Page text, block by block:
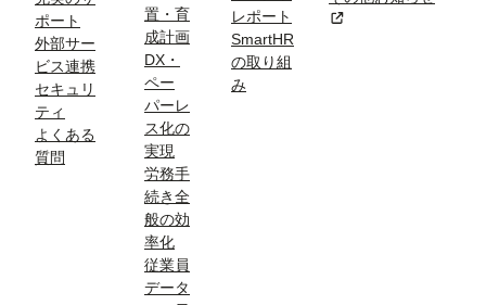
ポート
外部サー
ビス連携
セキュリ
ティ
よくある
質問
置・育
成計画
DX・
ペー
パーレ
ス化の
実現
労務手
続き全
般の効
率化
従業員
データ
レポート
SmartHR
の取り組
み
新規タブまたはウィン